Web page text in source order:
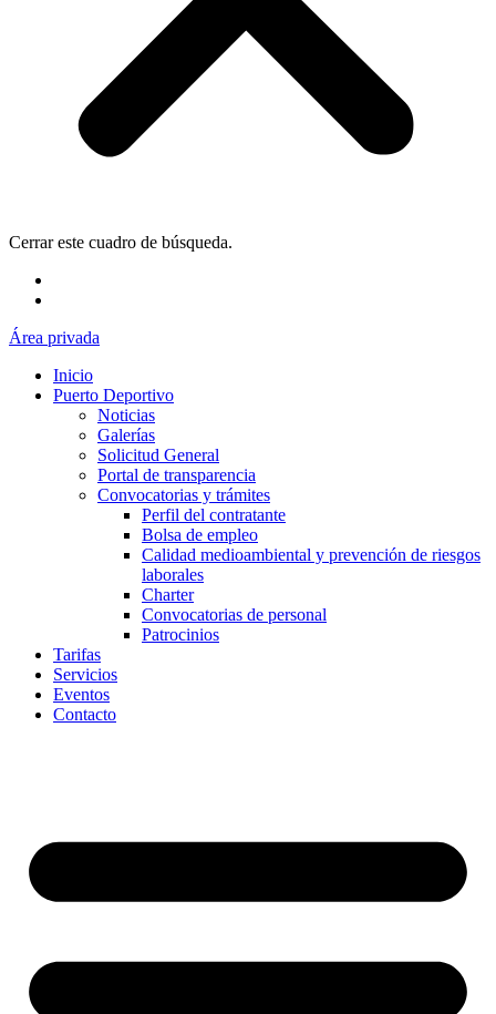
Cerrar este cuadro de búsqueda.
Área privada
Inicio
Puerto Deportivo
Noticias
Galerías
Solicitud General
Portal de transparencia
Convocatorias y trámites
Perfil del contratante
Bolsa de empleo
Calidad medioambiental y prevención de riesgos
laborales
Charter
Convocatorias de personal
Patrocinios
Tarifas
Servicios
Eventos
Contacto